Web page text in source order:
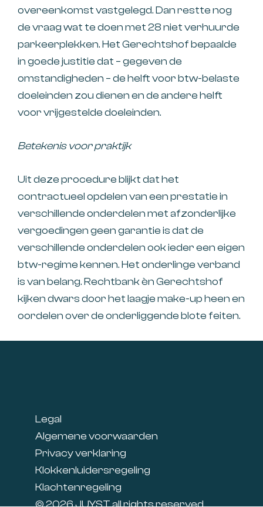
overeenkomst vastgelegd. Dan restte nog
de vraag wat te doen met 28 niet verhuurde
parkeerplekken. Het Gerechtshof bepaalde
in goede justitie dat – gegeven de
omstandigheden – de helft voor btw-belaste
doeleinden zou dienen en de andere helft
voor vrijgestelde doeleinden.
Betekenis voor praktijk
Uit deze procedure blijkt dat het
contractueel opdelen van een prestatie in
verschillende onderdelen met afzonderlijke
vergoedingen geen garantie is dat de
verschillende onderdelen ook ieder een eigen
btw-regime kennen. Het onderlinge verband
is van belang. Rechtbank èn Gerechtshof
kijken dwars door het laagje make-up heen en
oordelen over de onderliggende blote feiten.
Legal
Algemene voorwaarden
Privacy verklaring
Klokkenluidersregeling
Klachtenregeling
© 2026 JUYST all rights reserved